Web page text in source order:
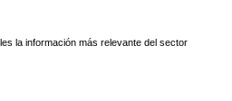
la información más relevante del sector